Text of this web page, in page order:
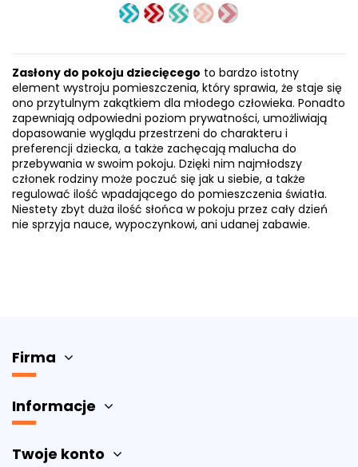
Zasłony do pokoju dziecięcego to bardzo istotny
element wystroju pomieszczenia, który sprawia, że staje się
ono przytulnym zakątkiem dla młodego człowieka. Ponadto
zapewniają odpowiedni poziom prywatności, umożliwiają
dopasowanie wyglądu przestrzeni do charakteru i
preferencji dziecka, a także zachęcają malucha do
przebywania w swoim pokoju. Dzięki nim najmłodszy
członek rodziny może poczuć się jak u siebie, a także
regulować ilość wpadającego do pomieszczenia światła.
Niestety zbyt duża ilość słońca w pokoju przez cały dzień
nie sprzyja nauce, wypoczynkowi, ani udanej zabawie.
260x150
Motyw
geometryczny
Firma
Informacje
Twoje konto